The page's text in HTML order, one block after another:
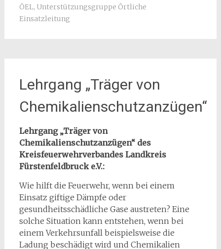
ÖEL, Unterstützungsgruppe Örtliche
Einsatzleitung
Lehrgang „Träger von
Chemikalienschutzanzügen“
Lehrgang „Träger von
Chemikalienschutzanzügen“ des
Kreisfeuerwehrverbandes Landkreis
Fürstenfeldbruck e.V.:
Wie hilft die Feuerwehr, wenn bei einem
Einsatz giftige Dämpfe oder
gesundheitsschädliche Gase austreten? Eine
solche Situation kann entstehen, wenn bei
einem Verkehrsunfall beispielsweise die
Ladung beschädigt wird und Chemikalien